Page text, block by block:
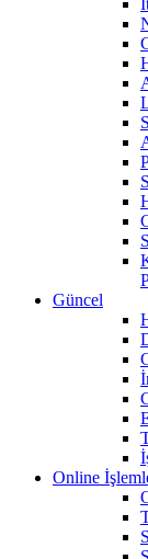
Güncel
Online